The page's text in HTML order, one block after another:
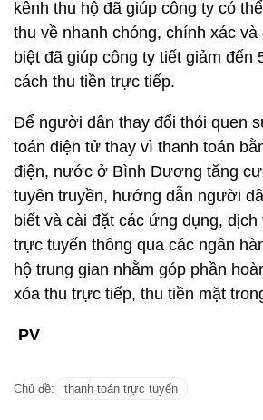
kênh thu hộ đã giúp công ty có
thu về nhanh chóng, chính xác
biệt đã giúp công ty tiết giảm đến
cách thu tiền trực tiếp.
Để người dân thay đổi thói quen
toán điện tử thay vì thanh toán
điện, nước ở Bình Dương tăng
tuyên truyền, hướng dẫn người
biết và cài đặt các ứng dụng, dịch
trực tuyến thông qua các ngân
hộ trung gian nhằm góp phần
xóa thu trực tiếp, thu tiền mặt
PV
Chủ đề: thanh toán trực tuyến